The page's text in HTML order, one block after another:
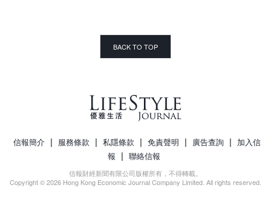
BACK TO TOP
信報簡介 | 服務條款 | 私隱條款 | 免責聲明 | 廣告查詢 | 加入信
報 | 聯絡信報
信報財經新聞有限公司版權所有，不得轉載。
Copyright © 2026 Hong Kong Economic Journal Company Limited. All rights reserved.